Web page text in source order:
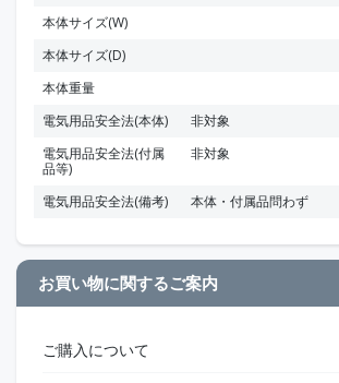
本体サイズ(W)
本体サイズ(D)
本体重量
電気用品安全法(本体)
非対象
電気用品安全法(付属
品等)
非対象
電気用品安全法(備考) 本体・付属品問わず
お買い物に関するご案内
ご購入について